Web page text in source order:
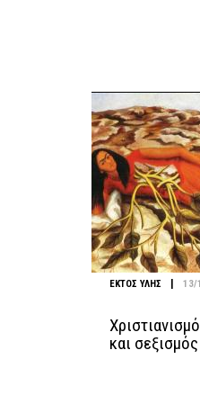
ΕΚΤΟΣ ΥΛΗΣ | 13/
και σεξισμός